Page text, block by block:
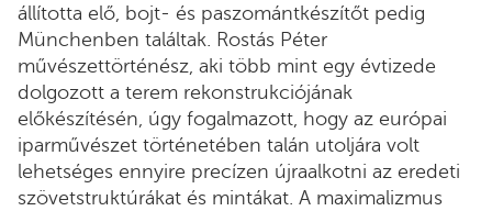
állította elő, bojt- és paszomántkészítőt pedig
Münchenben találtak. Rostás Péter
művészettörténész, aki több mint egy évtizede
dolgozott a terem rekonstrukciójának
előkészítésén, úgy fogalmazott, hogy az európai
iparművészet történetében talán utoljára volt
lehetséges ennyire precízen újraalkotni az eredeti
szövetstruktúrákat és mintákat. A maximalizmus